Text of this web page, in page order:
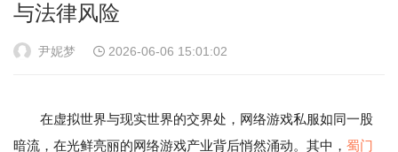
与法律风险
尹妮梦 2026-06-06 15:01:02
在虚拟世界与现实世界的交界处，网络游戏私服如同一股
暗流，在光鲜亮丽的网络游戏产业背后悄然涌动。其中， 蜀门